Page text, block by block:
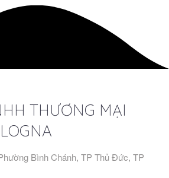
THƯƠNG MẠI
Bình Chánh, TP Thủ Đức, TP